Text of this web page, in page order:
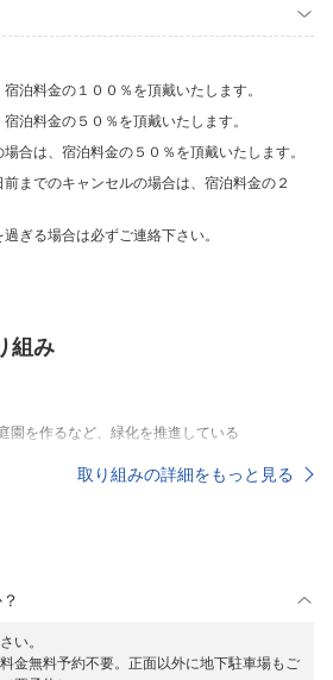
泊料金の１００％を頂戴いたします。
泊料金の５０％を頂戴いたします。
合は、宿泊料金の５０％を頂戴いたします。
までのキャンセルの場合は、宿泊料金の２
ぎる場合は必ずご連絡下さい。
組み
園を作るなど、緑化を推進している
取り組みの詳細をもっと見る
い。
金無料予約不要。正面以外に地下駐車場もご